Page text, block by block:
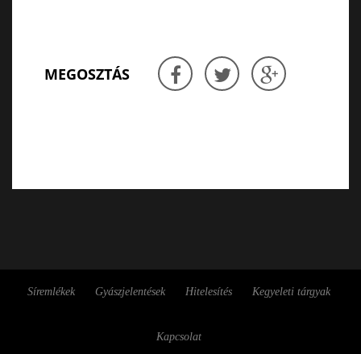
MEGOSZTÁS
Síremlékek Gyászjelentések Hitelesítés Kegyeleti tárgyak
Kapcsolat